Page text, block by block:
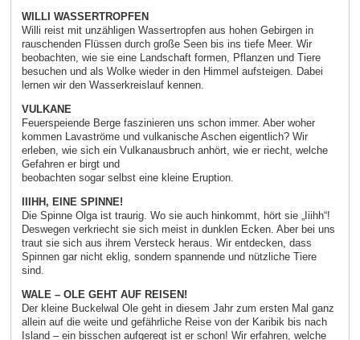
WILLI WASSERTROPFEN
Willi reist mit unzähligen Wassertropfen aus hohen Gebirgen in
rauschenden Flüssen durch große Seen bis ins tiefe Meer. Wir
beobachten, wie sie eine Landschaft formen, Pflanzen und Tiere
besuchen und als Wolke wieder in den Himmel aufsteigen. Dabei
lernen wir den Wasserkreislauf kennen.
VULKANE
Feuerspeiende Berge faszinieren uns schon immer. Aber woher
kommen Lavaströme und vulkanische Aschen eigentlich? Wir
erleben, wie sich ein Vulkanausbruch anhört, wie er riecht, welche
Gefahren er birgt und
beobachten sogar selbst eine kleine Eruption.
IIIHH, EINE SPINNE!
Die Spinne Olga ist traurig. Wo sie auch hinkommt, hört sie „Iiihh“!
Deswegen verkriecht sie sich meist in dunklen Ecken. Aber bei uns
traut sie sich aus ihrem Versteck heraus. Wir entdecken, dass
Spinnen gar nicht eklig, sondern spannende und nützliche Tiere
sind.
WALE – OLE GEHT AUF REISEN!
Der kleine Buckelwal Ole geht in diesem Jahr zum ersten Mal ganz
allein auf die weite und gefährliche Reise von der Karibik bis nach
Island – ein bisschen aufgeregt ist er schon! Wir erfahren, welche